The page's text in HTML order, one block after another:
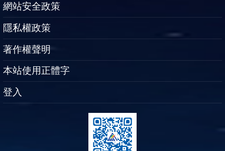
網站安全政策
隱私權政策
著作權聲明
本站使用正體字
登入